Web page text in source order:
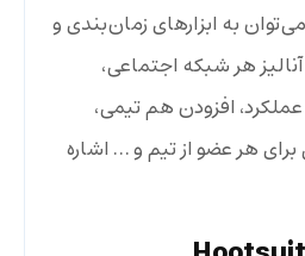
به ابزارهای زمان‌بندی و
هر شبکه اجتماعی،
افزودن هم تیمی،
هر عضو از تیم و … اشاره